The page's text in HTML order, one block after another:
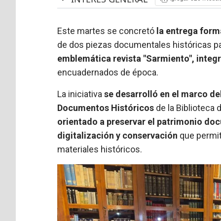
Este martes se concretó la entrega
de dos piezas documentales históricas
emblemática revista "Sarmiento",
encuadernados de época.
La iniciativase desarrolló en el marco
Documentos Históricos de la Biblioteca
orientado a preservar el patrimonio
digitalización y conservación que
materiales históricos.